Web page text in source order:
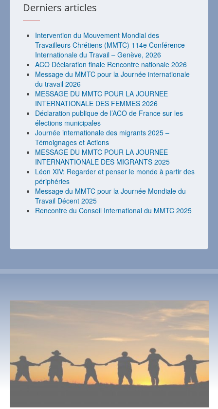
Derniers articles
Intervention du Mouvement Mondial des
Travailleurs Chrétiens (MMTC) 114e Conférence
Internationale du Travail – Genève, 2026
ACO Déclaration finale Rencontre nationale 2026
Message du MMTC pour la Journée internationale
du travail 2026
MESSAGE DU MMTC POUR LA JOURNEE
INTERNATIONALE DES FEMMES 2026
Déclaration publique de l’ACO de France sur les
élections municipales
Journée internationale des migrants 2025 –
Témoignages et Actions
MESSAGE DU MMTC POUR LA JOURNEE
INTERNANTIONALE DES MIGRANTS 2025
Léon XIV: Regarder et penser le monde à partir des
périphéries
Message du MMTC pour la Journée Mondiale du
Travail Décent 2025
Rencontre du Conseil International du MMTC 2025